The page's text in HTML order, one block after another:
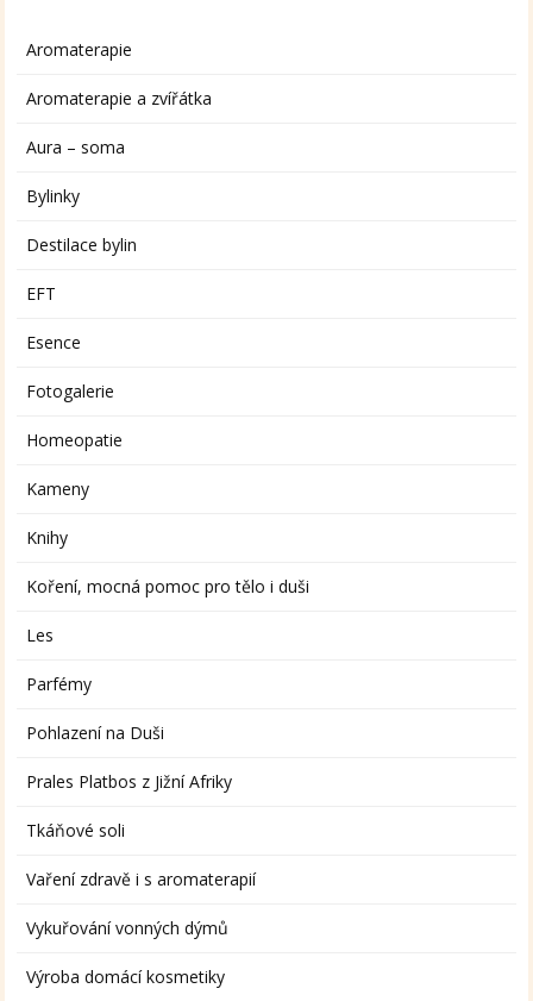
Aromaterapie
Aromaterapie a zvířátka
Aura – soma
Bylinky
Destilace bylin
EFT
Esence
Fotogalerie
Homeopatie
Kameny
Knihy
Koření, mocná pomoc pro tělo i duši
Les
Parfémy
Pohlazení na Duši
Prales Platbos z Jižní Afriky
Tkáňové soli
Vaření zdravě i s aromaterapií
Vykuřování vonných dýmů
Výroba domácí kosmetiky